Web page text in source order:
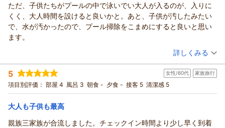
ただ、子供たちがプールの中で泳いでい大人が入るのが、入りに
くく、大人時間を設けると良いかと。あと、子供が汚したみたい
で、水が汚かったので、プール掃除をこまめにすると良いと思い
ます。
（投稿日：2026/05/21）
宿泊時期： 2026年05月宿泊 (家族旅行)
投稿者： ほしさん
宿泊プラン： 【じゃらん限定！特別価格】期間限定！最上階プレミアラウン
ジアクセス付！さらに朝食もついてお得♪
ツイン 朝のみ
宿泊価格帯： 9,001～10,000円(大人一人あたり/税込)
詳しくみる
5 女性/60代 家族旅行
項目別評価： 部屋 4 風呂 3 朝食 - 夕食 - 接客 5 清潔感 5
大人も子供も最高
親族三家族が合流しました。チェックイン時間より少し早く到着